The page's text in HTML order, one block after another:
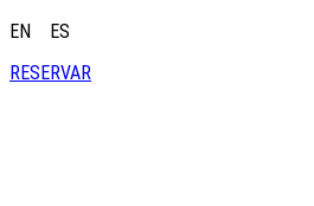
EN ES
RESERVAR